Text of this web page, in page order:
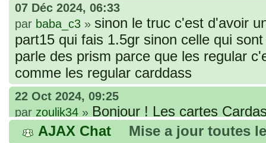
07 Déc 2024, 06:33
par baba_c3 » sinon le truc c'est d'avoir
part15 qui fais 1.5gr sinon celle qui
parle des prism parce que les regular
comme les regular carddass
22 Oct 2024, 09:25
par zoulik34 » Bonjour ! Les cartes
que vous avez commandées, sont
AJAX Chat Mise a jour toutes